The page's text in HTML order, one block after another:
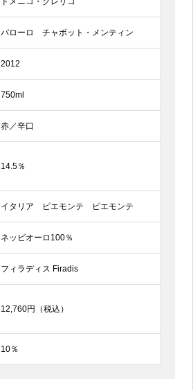
バローロ チャボット・メンティン
2012
750ml
赤／辛口
14.5％
イタリア ピエモンテ ピエモンテ
ネッビオーロ100％
フィラディス Firadis
12,760円（税込）
10％